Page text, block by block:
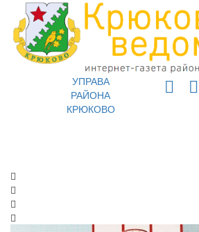
УПРАВА
РАЙОНА
КРЮКОВО